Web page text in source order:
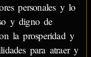
personales y lo
y digno de
la prosperidad y
para atraer y